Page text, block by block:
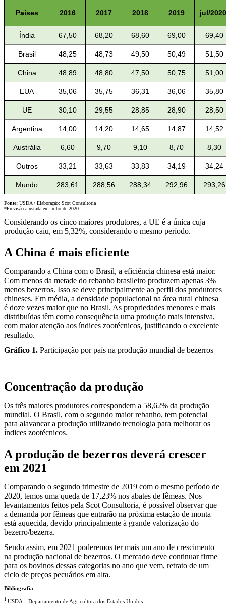
Países 2016 2017 2018 2019 jul/
Índia 67,50 68,20 68,60 69,00 69,40
Brasil 48,25 48,73 49,50 50,49 51,50
China 48,89 48,80 47,50 50,75 51,00
EUA 35,06 35,75 36,31 36,06 35,80
UE 30,10 29,55 28,85 28,90 28,50
Argentina 14,00 14,20 14,65 14,87 14,52
Austrália 6,60 9,70 9,10 8,70 8,30
Outros 33,21 33,63 33,83 34,19 34,24
Mundo 283,61 288,56 288,34 292,96 293,26
Fonte: USDA / Elaboração: Scot Consultoria
*Previsão ajustada em julho de 2020
Considerando os cinco maiores produtores, a UE é a única cuja
produção caiu, em 5,32%, considerando o mesmo período.
A China é mais eficiente
Comparando a China com o Brasil, a eficiência chinesa está maior.
Com menos da metade do rebanho brasileiro produzem apenas 3%
menos bezerros. Isso se deve principalmente ao perfil dos produtores
chineses. Em média, a densidade populacional na área rural chinesa
é doze vezes maior que no Brasil. As propriedades menores e mais
distribuídas têm como consequência uma produção mais intensiva,
com maior atenção aos índices zootécnicos, justificando o excelente
resultado.
Gráfico 1. Participação por país na produção mundial de bezerros
Concentração da produção
Os três maiores produtores correspondem a 58,62% da produção
mundial. O Brasil, com o segundo maior rebanho, tem potencial
para alavancar a produção utilizando tecnologia para melhorar os
índices zootécnicos.
A produção de bezerros deverá crescer
em 2021
Comparando o segundo trimestre de 2019 com o mesmo período de
2020, temos uma queda de 17,23% nos abates de fêmeas. Nos
levantamentos feitos pela Scot Consultoria, é possível observar que
a demanda por fêmeas que entrarão na próxima estação de monta
está aquecida, devido principalmente à grande valorização do
bezerro/bezerra.
Sendo assim, em 2021 poderemos ter mais um ano de crescimento
na produção nacional de bezerros. O mercado deve continuar firme
para os bovinos dessas categorias no ano que vem, retrato de um
ciclo de preços pecuários em alta.
Bibliografia
1 USDA – Departamento de Agricultura dos Estados Unidos